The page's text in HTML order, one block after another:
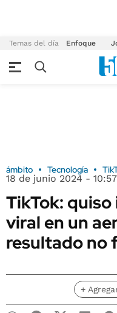
Temas del día Enfoque
ámbito Tecnología
18 de junio 2024 - 10:57
TikTok:
viral en un
resultado no
+